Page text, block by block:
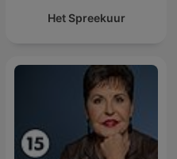
Het Spreekuur